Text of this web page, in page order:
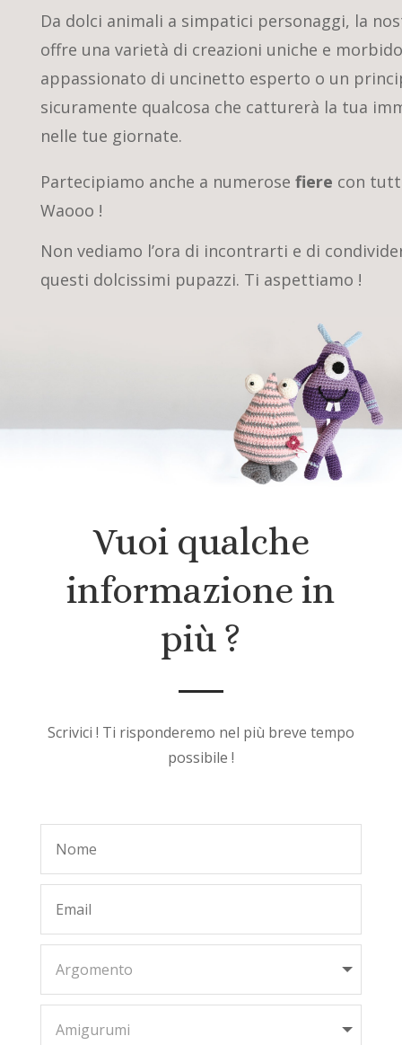
Da dolci animali a simpatici personaggi, la
offre una varietà di creazioni uniche e
appassionato di uncinetto esperto o un
sicuramente qualcosa che catturerà la tua
nelle tue giornate.
Partecipiamo anche a numerose fiere con
Waooo !
Non vediamo l’ora di incontrarti e di
questi dolcissimi pupazzi. Ti aspettiamo !
Vuoi qualche
informazione in
più ?
Scrivici ! Ti risponderemo nel più breve tempo
possibile !